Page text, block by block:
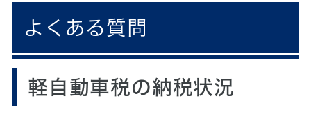
よくある質問
軽自動車税の納税状況